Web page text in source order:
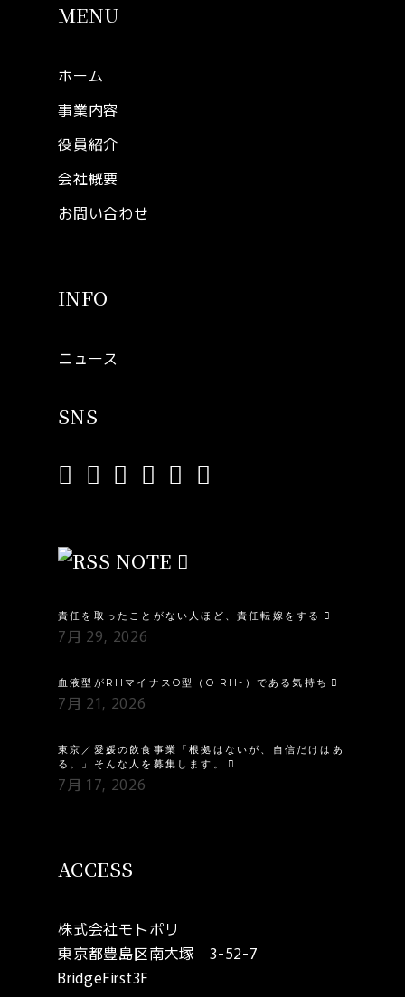
MENU
ホーム
事業内容
役員紹介
会社概要
お問い合わせ
INFO
ニュース
SNS
NOTE
責任を取ったことがない人ほど、責任転嫁をする
7月 29, 2026
血液型がRHマイナスO型（O RH-）である気持ち
7月 21, 2026
東京／愛媛の飲食事業「根拠はないが、自信だけはあ
る。」そんな人を募集します。
7月 17, 2026
ACCESS
株式会社モトポリ
東京都豊島区南大塚 3-52-7
BridgeFirst3F